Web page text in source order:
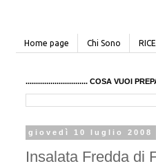
Home page Chi Sono
.............................. COSA VUOI
giovedì 10 luglio 2008
Insalata Fredda di